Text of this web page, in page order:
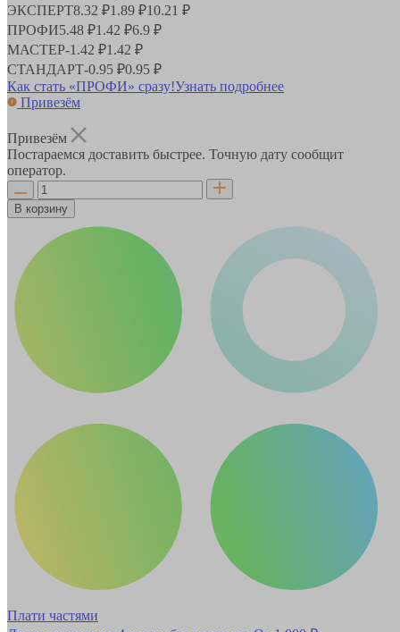
ЭКСПЕРТ8.32 ₽1.89 ₽10.21 ₽
ПРОФИ5.48 ₽1.42 ₽6.9 ₽
МАСТЕР-1.42 ₽1.42 ₽
СТАНДАРТ-0.95 ₽0.95 ₽
Как стать «ПРОФИ» сразу!Узнать подробнее
Привезём
Привезём
Постараемся доставить быстрее. Точную дату сообщит
оператор.
В корзину
Плати частями